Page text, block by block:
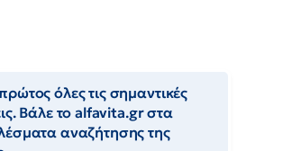
όλες τις σημαντικές
Βάλε το alfavita.gr στα
αναζήτησης της